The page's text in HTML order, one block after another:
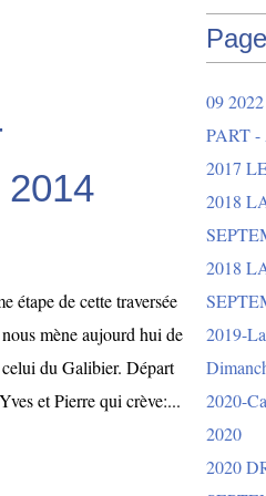
étape de cette traversée
mène aujourd hui de
du Galibier. Départ
et Pierre qui crève:...
09
PART
2017
2018
2018
2019-
2020-
2020
2020